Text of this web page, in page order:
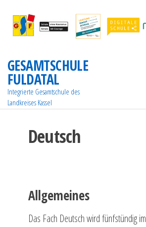
Inhalt
springen
GESAMTSCHULE
FULDATAL
Integrierte Gesamtschule des
Landkreises Kassel
Deutsch
Allgemeines
Das Fach Deutsch wird fünfstündig im